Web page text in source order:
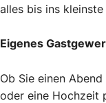
alles bis ins
Eigenes
Ob Sie einen
oder eine Hochzeit